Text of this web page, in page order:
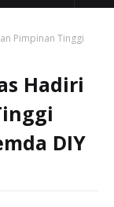
Pimpinan Tinggi
Hadiri
DIY